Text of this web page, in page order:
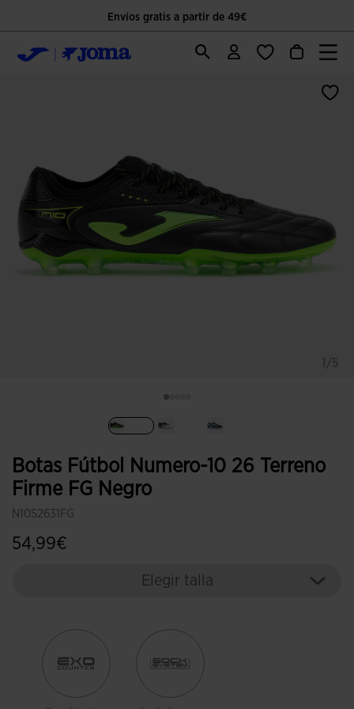
Envíos gratis a partir de 49€
Botas Fútbol Numero-10 26 Terreno
Firme FG Negro
N10S2631FG
54,99€
Elegir talla